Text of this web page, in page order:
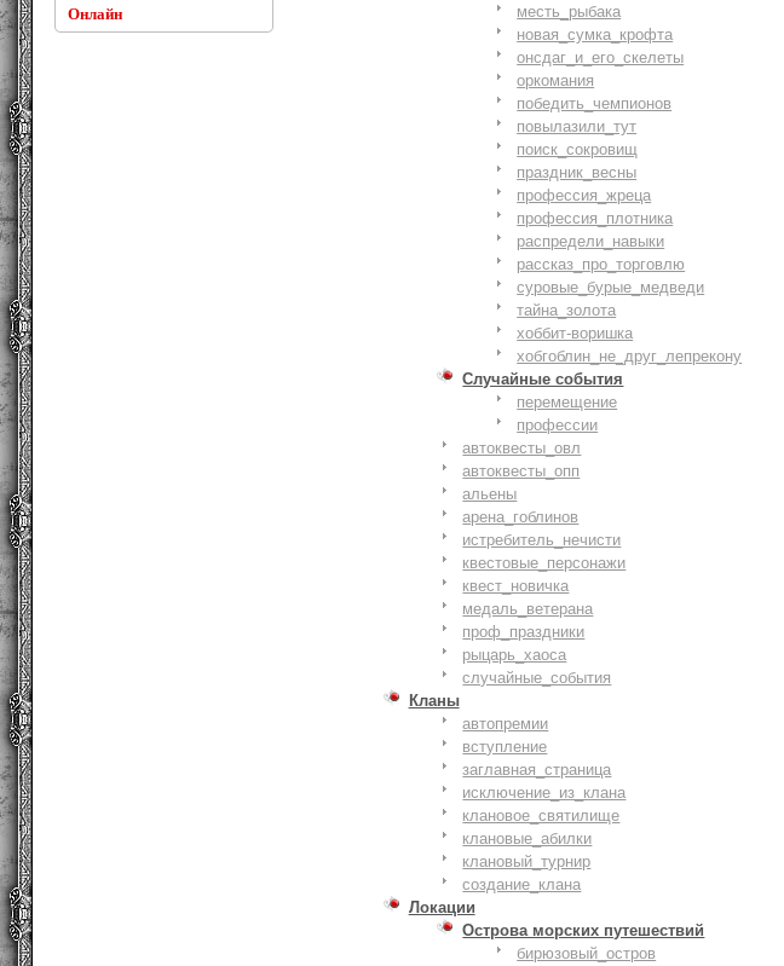
Онлайн
месть_рыбака
новая_сумка_крофта
онсдаг_и_его_скелеты
оркомания
победить_чемпионов
повылазили_тут
поиск_сокровищ
праздник_весны
профессия_жреца
профессия_плотника
распредели_навыки
рассказ_про_торговлю
суровые_бурые_медведи
тайна_золота
хоббит-воришка
хобгоблин_не_друг_лепрекону
Случайные события
перемещение
профессии
автоквесты_овл
автоквесты_опп
альены
арена_гоблинов
истребитель_нечисти
квестовые_персонажи
квест_новичка
медаль_ветерана
проф_праздники
рыцарь_хаоса
случайные_события
Кланы
автопремии
вступление
заглавная_страница
исключение_из_клана
клановое_святилище
клановые_абилки
клановый_турнир
создание_клана
Локации
Острова морских путешествий
бирюзовый_остров